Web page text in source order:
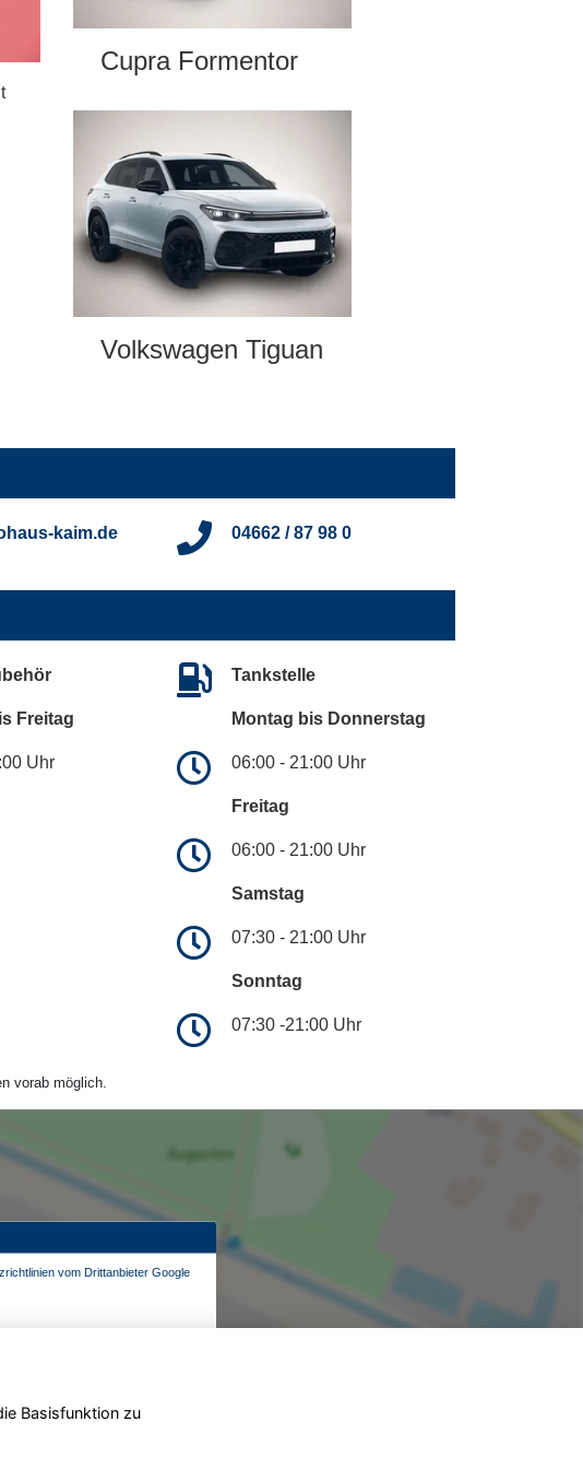
Cupra Formentor
Volkswagen Tiguan
kaim.de 04662 / 87 98 0
Freitag
Uhr
Tankstelle
Montag bis Donnerstag
06:00 - 21:00 Uhr
Freitag
06:00 - 21:00 Uhr
Samstag
07:30 - 21:00 Uhr
Sonntag
07:30 -21:00 Uhr
vorab möglich.
vom Drittanbieter Google
Basisfunktion zu